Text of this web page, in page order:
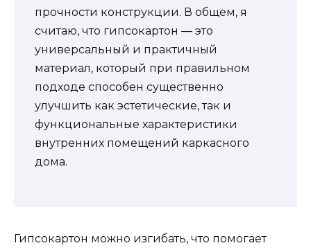
прочности конструкции. В общем, я
считаю, что гипсокартон — это
универсальный и практичный
материал, который при правильном
подходе способен существенно
улучшить как эстетические, так и
функциональные характеристики
внутренних помещений каркасного
дома.
Гипсокартон можно изгибать, что помогает